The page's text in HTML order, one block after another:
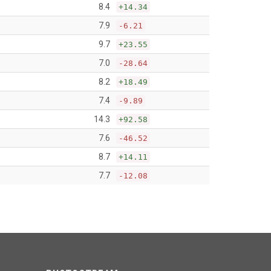
8.4 +14.34
7.9 -6.21
9.7 +23.55
7.0 -28.64
8.2 +18.49
7.4 -9.89
14.3 +92.58
7.6 -46.52
8.7 +14.11
7.7 -12.08